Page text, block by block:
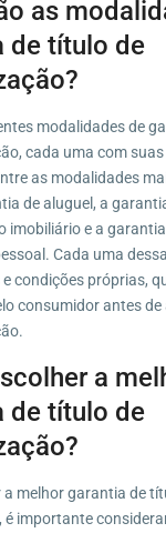
as
de título de
modalidades de
cada uma com
as modalidades
de aluguel, a
imobiliário e a
Cada uma
condições próprias,
consumidor antes
a
de título de
a melhor garantia de
é importante